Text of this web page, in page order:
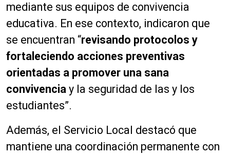
mediante sus equipos de convivencia
educativa. En ese contexto, indicaron que
se encuentran “revisando protocolos y
fortaleciendo acciones preventivas
orientadas a promover una sana
convivencia y la seguridad de las y los
estudiantes”.
Además, el Servicio Local destacó que
mantiene una coordinación permanente con